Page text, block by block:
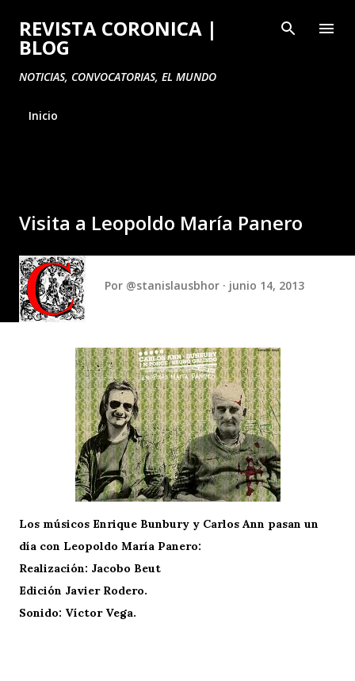
Ir al contenido principal
REVISTA CORONICA |
BLOG
NOTICIAS, CONVOCATORIAS, EL MUNDO
Inicio
Visita a Leopoldo María Panero
Por @stanislausbhor junio 14, 2013
Los músicos Enrique Bunbury y Carlos Ann pasan un
día con Leopoldo María Panero:
Realización: Jacobo Beut
Edición Javier Rodero.
Sonido: Víctor Vega.